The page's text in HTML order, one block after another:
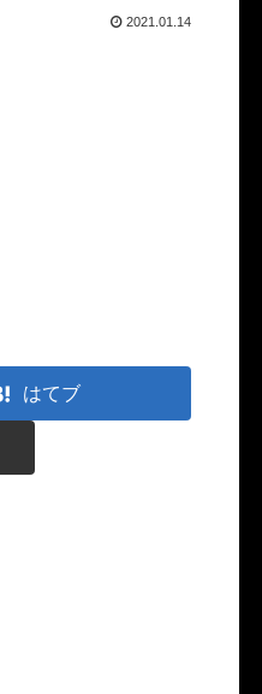
2021.01.14
はてブ